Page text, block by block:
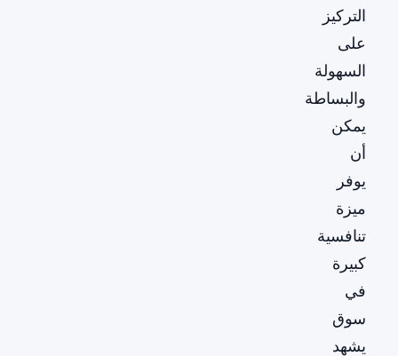
التركيز
على
السهولة
والبساطة
يمكن
أن
يوفر
ميزة
تنافسية
كبيرة
في
سوق
يشهد